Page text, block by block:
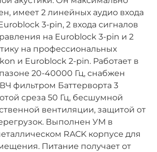
имеет 2 линейных аудио входа
3-pin, 2 входа сигналов
на Euroblock 3-pin и 2
на профессиональных
и Euroblock 2-pin. Работает в
20-40000 Гц, снабжен
фильтром Баттерворта 3
среза 50 Гц, бесшумной
вентиляции, защитой от
Выполнен УМ в
RACK корпусе для
Питание получает от